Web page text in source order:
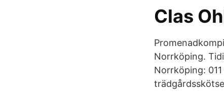
Clas
Norrköping.
Norrköping: